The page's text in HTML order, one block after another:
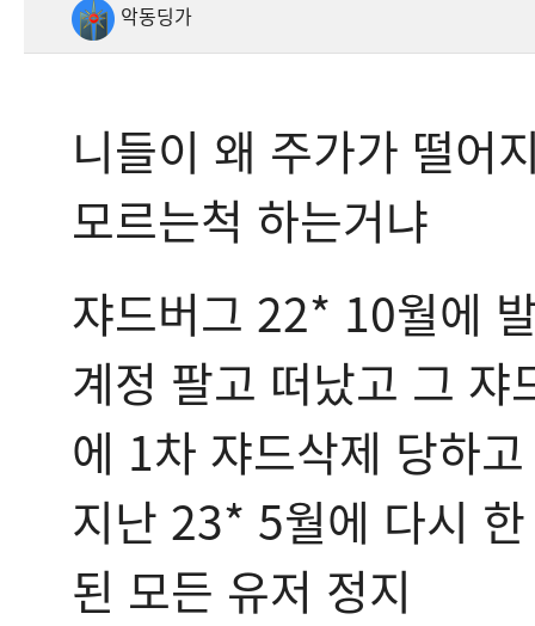
악동딩가
니들이 왜 주가가 떨어
모르는척 하는거냐
쟈드버그 22* 10월에
계정 팔고 떠났고 그
에 1차 쟈드삭제 당하
지난 23* 5월에 다시
된 모든 유저 정지